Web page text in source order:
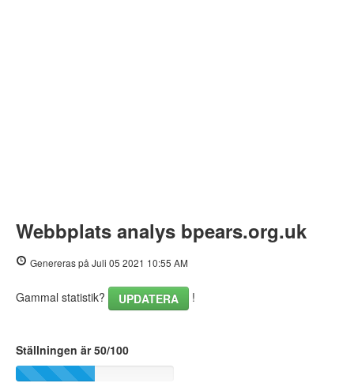
Webbplats analys bpears.org.uk
Genereras på Juli 05 2021 10:55 AM
Gammal statistik? UPDATERA !
Ställningen är 50/100